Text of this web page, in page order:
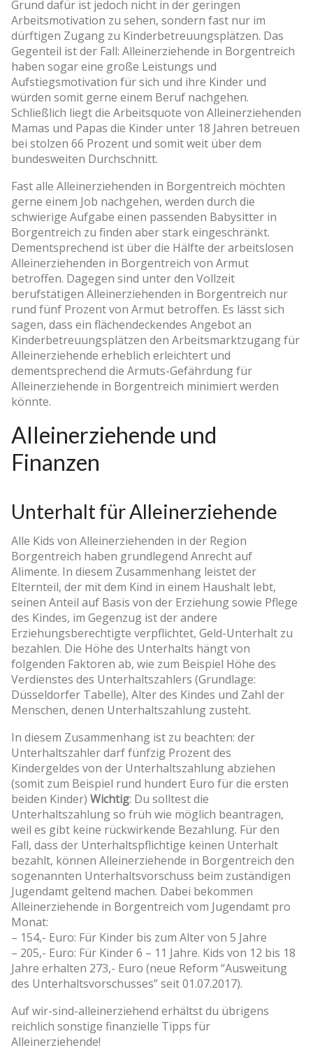
Grund dafür ist jedoch nicht in der geringen
Arbeitsmotivation zu sehen, sondern fast nur im
dürftigen Zugang zu Kinderbetreuungsplätzen. Das
Gegenteil ist der Fall: Alleinerziehende in Borgentreich
haben sogar eine große Leistungs­ und
Aufstiegsmotivation für sich und ihre Kinder und
würden somit gerne einem Beruf nachgehen.
Schließlich liegt die Arbeitsquote von Alleinerziehenden
Mamas und Papas die Kinder unter 18 Jahren betreuen
bei stolzen 66 Prozent und somit weit über dem
bundesweiten Durchschnitt.
Fast alle Alleinerziehenden in Borgentreich möchten
gerne einem Job nachgehen, werden durch die
schwierige Aufgabe einen passenden Babysitter in
Borgentreich zu finden aber stark eingeschränkt.
Dementsprechend ist über die Hälfte der arbeitslosen
Alleinerziehenden in Borgentreich von Armut
betroffen. Dagegen sind unter den Vollzeit
berufstätigen Alleinerziehenden in Borgentreich nur
rund fünf Prozent von Armut betroffen. Es lässt sich
sagen, dass ein flächendeckendes Angebot an
Kinderbetreuungsplätzen den Arbeitsmarktzugang für
Alleinerziehende erheblich erleichtert und
dementsprechend die Armuts-Gefährdung für
Alleinerziehende in Borgentreich minimiert werden
könnte.
Alleinerziehende und
Finanzen
Unterhalt für Alleinerziehende
Alle Kids von Alleinerziehenden in der Region
Borgentreich haben grundlegend Anrecht auf
Alimente. In diesem Zusammenhang leistet der
Elternteil, der mit dem Kind in einem Haushalt lebt,
seinen Anteil auf Basis von der Erziehung sowie Pflege
des Kindes, im Gegenzug ist der andere
Erziehungsberechtigte verpflichtet, Geld-Unterhalt zu
bezahlen. Die Höhe des Unterhalts hängt von
folgenden Faktoren ab, wie zum Beispiel Höhe des
Verdienstes des Unterhaltszahlers (Grundlage:
Düsseldorfer Tabelle), Alter des Kindes und Zahl der
Menschen, denen Unterhaltszahlung zusteht.
In diesem Zusammenhang ist zu beachten: der
Unterhaltszahler darf fünfzig Prozent des
Kindergeldes von der Unterhaltszahlung abziehen
(somit zum Beispiel rund hundert Euro für die ersten
beiden Kinder) Wichtig: Du solltest die
Unterhaltszahlung so früh wie möglich beantragen,
weil es gibt keine rückwirkende Bezahlung. Für den
Fall, dass der Unterhaltspflichtige keinen Unterhalt
bezahlt, können Alleinerziehende in Borgentreich den
sogenannten Unterhaltsvorschuss beim zuständigen
Jugendamt geltend machen. Dabei bekommen
Alleinerziehende in Borgentreich vom Jugendamt pro
Monat:
– 154,- Euro: Für Kinder bis zum Alter von 5 Jahre
– 205,- Euro: Für Kinder 6 – 11 Jahre. Kids von 12 bis 18
Jahre erhalten 273,- Euro (neue Reform “Ausweitung
des Unterhaltsvorschusses” seit 01.07.2017).
Auf wir-sind-alleinerziehend erhältst du übrigens
reichlich sonstige finanzielle Tipps für
Alleinerziehende!